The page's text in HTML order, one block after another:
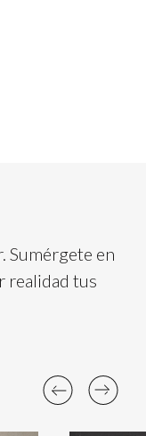
Sumérgete en
realidad tus